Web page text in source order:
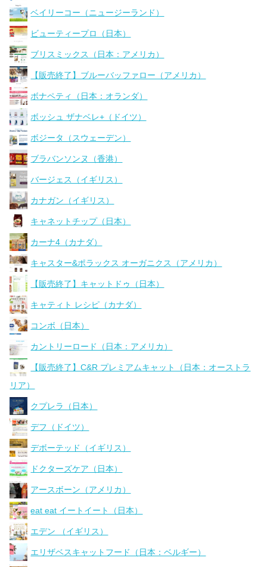
ベイリーコー（ニュージーランド）
ビューティープロ（日本）
ブリスミックス（日本：アメリカ）
【販売終了】ブルーバッファロー（アメリカ）
ボナペティ（日本：オランダ）
ボッシュ ザナベレ+（ドイツ）
ボジータ（スウェーデン）
ブラバンソンヌ（香港）
バージェス（イギリス）
カナガン（イギリス）
キャネットチップ（日本）
カーナ4（カナダ）
キャスター&ポラックス オーガニクス（アメリカ）
【販売終了】キャットドゥ（日本）
キャティト レシピ（カナダ）
コンボ（日本）
カントリーロード（日本：アメリカ）
【販売終了】C&R プレミアムキャット（日本：オーストラ
リア）
クプレラ（日本）
デフ（ドイツ）
デボーテッド（イギリス）
ドクターズケア（日本）
アースボーン（アメリカ）
eat eat イートイート（日本）
エデン （イギリス）
エリザベスキャットフード（日本：ベルギー）